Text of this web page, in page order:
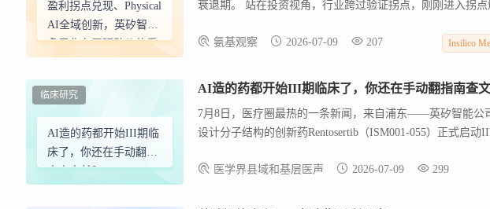
盈利拐点兑现、Physical
AI全域创新，英矽智能
多元化布局驱动价值重
衰退期。 站在投资视角，行业跨过验证拐点，刚刚进入拐点
氨基观察 2026-07-09 207 Insilico
AI造的药都开始III期临
床了，你还在手动翻指
南查文献？
临床研究 AI造的药都开始III期临床了，你还在手动翻指南查文
7月8日，医疗圈最热的一条新闻，来自浦东——英矽智能公
设计分子结构的创新药Rentosertib（ISM001-055）正式启
的三分之一。
医学界县域和基层医声 2026-07-09 299